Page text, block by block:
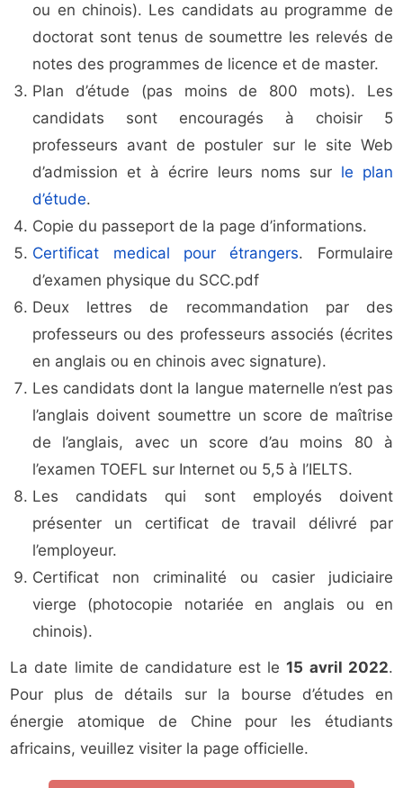
ou en chinois). Les candidats au programme de
doctorat sont tenus de soumettre les relevés de
notes des programmes de licence et de master.
Plan d’étude (pas moins de 800 mots). Les
candidats sont encouragés à choisir 5
professeurs avant de postuler sur le site Web
d’admission et à écrire leurs noms sur le plan
d’étude.
Copie du passeport de la page d’informations.
Certificat medical pour étrangers. Formulaire
d’examen physique du SCC.pdf
Deux lettres de recommandation par des
professeurs ou des professeurs associés (écrites
en anglais ou en chinois avec signature).
Les candidats dont la langue maternelle n’est pas
l’anglais doivent soumettre un score de maîtrise
de l’anglais, avec un score d’au moins 80 à
l’examen TOEFL sur Internet ou 5,5 à l’IELTS.
Les candidats qui sont employés doivent
présenter un certificat de travail délivré par
l’employeur.
Certificat non criminalité ou casier judiciaire
vierge (photocopie notariée en anglais ou en
chinois).
La date limite de candidature est le15 avril 2022.
Pour plus de détails sur la bourse d’études en
énergie atomique de Chine pour les étudiants
africains, veuillez visiter la page officielle.